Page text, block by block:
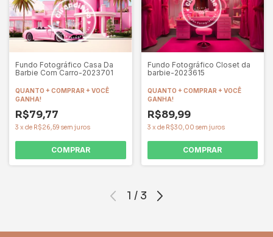
Fundo Fotográfico Casa Da
Barbie Com Carro-2023701
QUANTO + COMPRAR + VOCÊ
GANHA!
R$79,77
3 x de R$26,59 sem juros
COMPRAR
Fundo Fotográfico Closet da
barbie-2023615
QUANTO + COMPRAR + VOCÊ
GANHA!
R$89,99
3 x de R$30,00 sem juros
COMPRAR
1 / 3